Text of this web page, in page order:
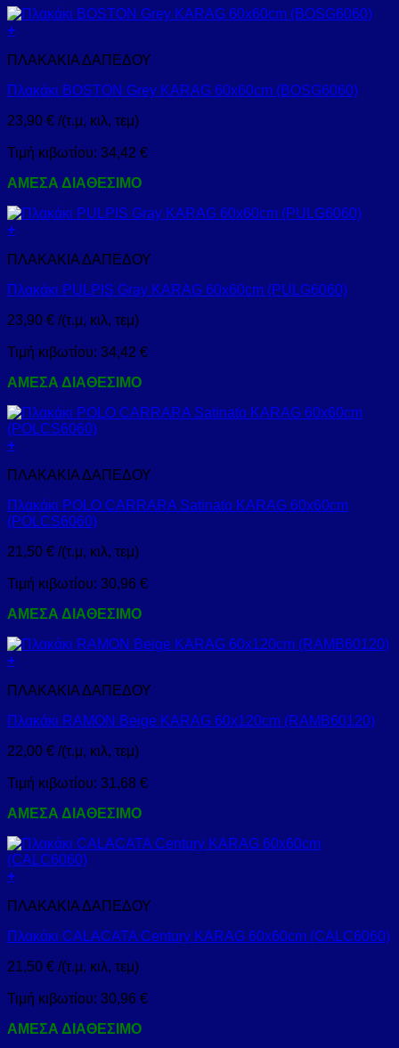
+
ΠΛΑΚΑΚΙΑ ΔΑΠΕΔΟΥ
Πλακάκι BOSTON Grey KARAG 60x60cm (BOSG6060)
23,90 € /(τ.μ, κιλ, τεμ)
Τιμή κιβωτίου: 34,42 €
ΑΜΕΣΑ ΔΙΑΘΕΣΙΜΟ
+
ΠΛΑΚΑΚΙΑ ΔΑΠΕΔΟΥ
Πλακάκι PULPIS Gray KARAG 60x60cm (PULG6060)
23,90 € /(τ.μ, κιλ, τεμ)
Τιμή κιβωτίου: 34,42 €
ΑΜΕΣΑ ΔΙΑΘΕΣΙΜΟ
+
ΠΛΑΚΑΚΙΑ ΔΑΠΕΔΟΥ
Πλακάκι POLO CARRARA Satinato KARAG 60x60cm
(POLCS6060)
21,50 € /(τ.μ, κιλ, τεμ)
Τιμή κιβωτίου: 30,96 €
ΑΜΕΣΑ ΔΙΑΘΕΣΙΜΟ
+
ΠΛΑΚΑΚΙΑ ΔΑΠΕΔΟΥ
Πλακάκι RAMON Beige KARAG 60x120cm (RAMB60120)
22,00 € /(τ.μ, κιλ, τεμ)
Τιμή κιβωτίου: 31,68 €
ΑΜΕΣΑ ΔΙΑΘΕΣΙΜΟ
+
ΠΛΑΚΑΚΙΑ ΔΑΠΕΔΟΥ
Πλακάκι CALACATA Century KARAG 60x60cm (CALC6060)
21,50 € /(τ.μ, κιλ, τεμ)
Τιμή κιβωτίου: 30,96 €
ΑΜΕΣΑ ΔΙΑΘΕΣΙΜΟ